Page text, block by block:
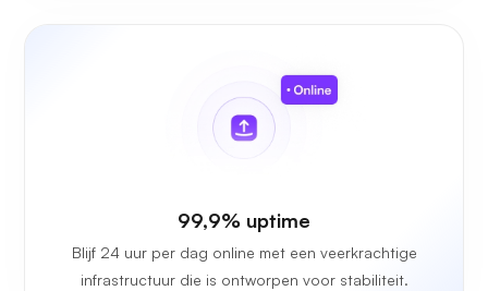
99,9% uptime
Blijf 24 uur per dag online met een veerkrachtige
infrastructuur die is ontworpen voor stabiliteit.